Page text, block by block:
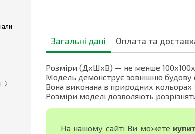
Загальні дані Оплата та
Розміри (ДхШхВ) — не менше
Модель демонструє зовнішню будову
Вона виконана в природних кольорах
Розміри моделі дозволяють
На нашому сайті Ви можете